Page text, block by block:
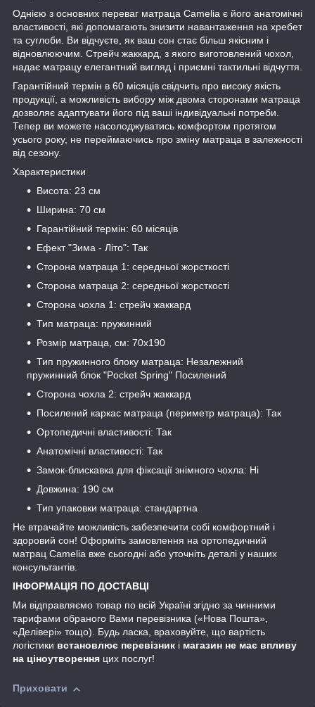
Однією з основних переваг матраца Camelia є його анатомічні
властивості, які допомагають знизити навантаження на хребет
та суглоби. Ви відчуєте, як ваш сон стає більш якісним і
відновлюючим. Стрейч жаккард, з якого виготовлений чохол,
надає матрацу елегантний вигляд і приємні тактильні відчуття.
Гарантійний термін в 60 місяців свідчить про високу якість
продукції, а можливість вибору між двома сторонами матраца
дозволяє адаптувати його під ваші індивідуальні потреби.
Тепер ви можете насолоджуватись комфортом протягом
усього року, не переймаючись про зміну матраца в залежності
від сезону.
Характеристики
Висота: 23 см
Ширина: 70 см
Гарантійний термін: 60 місяців
Ефект "Зима - Літо": Так
Сторона матраца 1: середньої жорсткості
Сторона матраца 2: середньої жорсткості
Сторона чохла 1: стрейч жаккард
Тип матраца: пружинний
Розмір матраца, см: 70х190
Тип пружинного блоку матраца: Незалежний
пружинний блок "Pocket Spring" Посилений
Сторона чохла 2: стрейч жаккард
Посилений каркас матраца (периметр матраца): Так
Ортопедичні властивості: Так
Анатомічні властивості: Так
Замок-блискавка для фіксації знімного чохла: Ні
Довжина: 190 см
Тип упаковки матраца: стандартна
Не втрачайте можливість забезпечити собі комфортний і
здоровий сон! Оформіть замовлення на ортопедичний
матрац Camelia вже сьогодні або уточніть деталі у наших
консультантів.
ІНФОРМАЦІЯ ПО ДОСТАВЦІ
Ми відправляємо товар по всій Україні згідно за чинними
тарифами обраного Вами перевізника («Нова Пошта»,
«Делівері» тощо). Будь ласка, враховуйте, що вартість
логістики встановлює перевізник і магазин не має впливу
на ціноутворення цих послуг!
Приховати